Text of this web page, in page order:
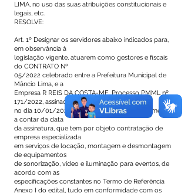
LIMA, no uso das suas atribuições constitucionais e
legais, etc.
RESOLVE:
Art. 1º Designar os servidores abaixo indicados para,
em observância à
legislação vigente, atuarem como gestores e fiscais
do CONTRATO Nº
05/2022 celebrado entre a Prefeitura Municipal de
Mâncio Lima, e a
Empresa R REIS DA COSTA-ME, Processo PMML nº
171/2022, assinado
no dia 10/01/2022 com vigência de 12 (doze) meses,
a contar da data
da assinatura, que tem por objeto contratação de
empresa especializada
em serviços de locação, montagem e desmontagem
de equipamentos
de sonorização, vídeo e iluminação para eventos, de
acordo com as
especificações constantes no Termo de Referência
Anexo I do edital, tudo em conformidade com os